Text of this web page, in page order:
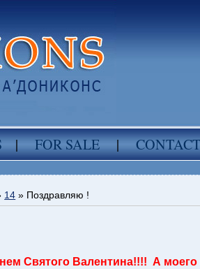
|FOR SALE|CONTACT
14 » Поздравляю !
Святого Валентина!!!! А